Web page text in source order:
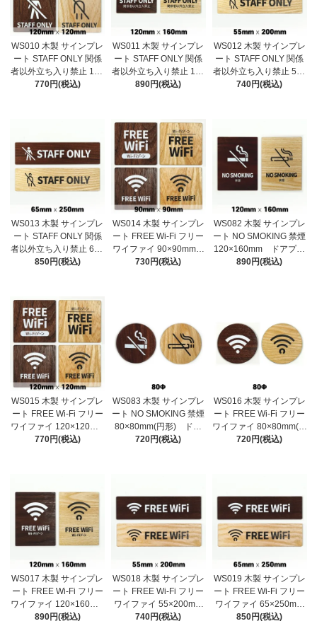
WS010 木製 サインプレ
ート STAFF ONLY 関係
者以外立ち入り禁止 120
×120mm ドアプレー
770円(税込)
WS011 木製 サインプレ
ート STAFF ONLY 関係
者以外立ち入り禁止 120
×160mm ドアプレー
サイン プレート 表
札 おしゃれ
890円(税込)
WS012 木製 サインプレ
ート STAFF ONLY 関係
者以外立ち入り禁止 55×
200mm ドアプレー
札 おしゃれ
740円(税込)
WS013 木製 サインプレ
ート STAFF ONLY 関係
者以外立ち入り禁止 65×
250mm ドアプレー
サイン プレート 表
札 おしゃれ
850円(税込)
WS014 木製 サインプレ
ート FREE Wi-Fi フリー
ワイファイ 90×90mm
ドアプレート ドアサイ
730円(税込)
WS082 木製 サインプレ
ート NO SMOKING 禁煙
120×160mm ドアプレ
ート ドアサイン ウッ
890円(税込)
WS015 木製 サインプレ
ート FREE Wi-Fi フリー
ワイファイ 120×120mm
ドアプレート ドアサ
770円(税込)
WS083 木製 サインプレ
ート NO SMOKING 禁煙
80×80mm(円形) ドア
プレート ドアサイン
720円(税込)
WS016 木製 サインプレ
ート FREE Wi-Fi フリー
ワイファイ 80×80mm(円
形) ドアプレート ド
720円(税込)
WS017 木製 サインプレ
ート FREE Wi-Fi フリー
ワイファイ 120×160mm
ドアプレート ドアサ
890円(税込)
WS018 木製 サインプレ
ート FREE Wi-Fi フリー
ワイファイ 55×200mm
ドアプレート ドアサイ
740円(税込)
WS019 木製 サインプレ
ート FREE Wi-Fi フリー
ワイファイ 65×250mm
ドアプレート ドアサイ
850円(税込)